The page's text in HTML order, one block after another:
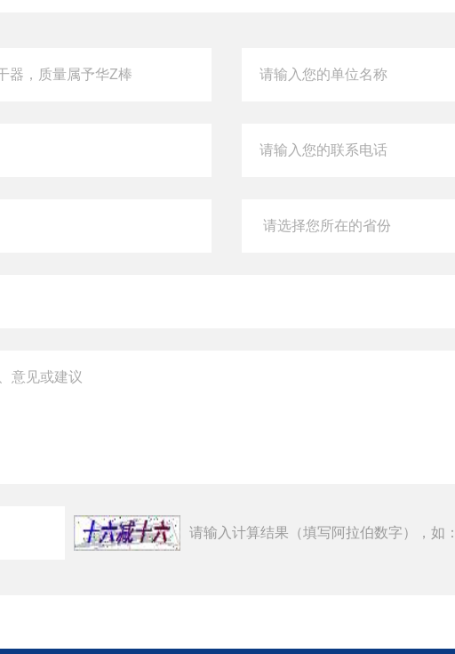
请输入计算结果（填写阿拉伯数字），如